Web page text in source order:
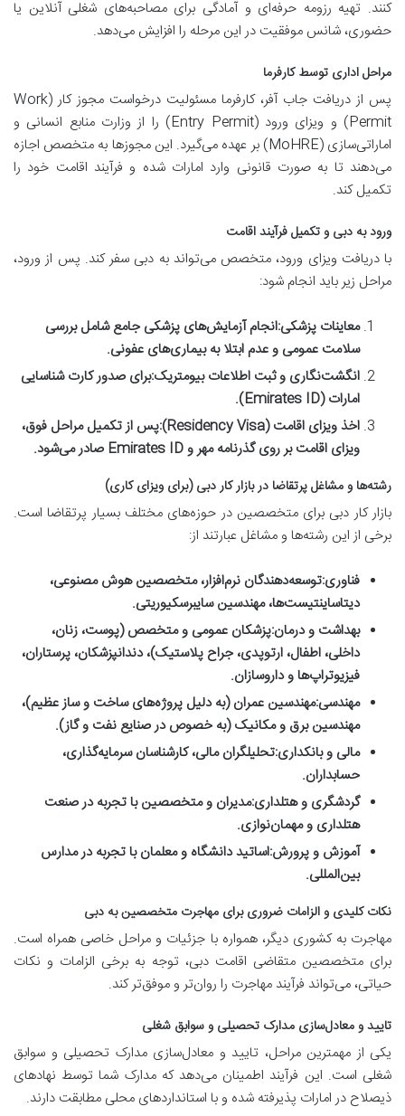
کنند. تهیه رزومه حرفه‌ای و آمادگی برای مصاحبه‌های شغلی آنلاین یا
حضوری، شانس موفقیت در این مرحله را افزایش می‌دهد.
مراحل اداری توسط کارفرما
پس از دریافت جاب آفر، کارفرما مسئولیت درخواست مجوز کار (Work
Permit) و ویزای ورود (Entry Permit) را از وزارت منابع انسانی و
اماراتی‌سازی (MoHRE) بر عهده می‌گیرد. این مجوزها به متخصص اجازه
می‌دهند تا به صورت قانونی وارد امارات شده و فرآیند اقامت خود را
تکمیل کند.
ورود به دبی و تکمیل فرآیند اقامت
با دریافت ویزای ورود، متخصص می‌تواند به دبی سفر کند. پس از ورود،
مراحل زیر باید انجام شود:
معاینات پزشکی:انجام آزمایش‌های پزشکی جامع شامل بررسی
سلامت عمومی و عدم ابتلا به بیماری‌های عفونی.
انگشت‌نگاری و ثبت اطلاعات بیومتریک:برای صدور کارت شناسایی
امارات (Emirates ID).
اخذ ویزای اقامت (Residency Visa):
پس از تکمیل مراحل فوق،
ویزای اقامت بر روی گذرنامه مهر و Emirates ID صادر می‌شود.
رشته‌ها و مشاغل پرتقاضا در بازار کار دبی (برای ویزای کاری)
بازار کار دبی برای متخصصین در حوزه‌های مختلف بسیار پرتقاضا است.
برخی از این رشته‌ها و مشاغل عبارتند از:
فناوری:توسعه‌دهندگان نرم‌افزار، متخصصین هوش مصنوعی،
دیتاساینتیست‌ها، مهندسین سایبرسکیوریتی.
بهداشت و درمان:پزشکان عمومی و متخصص (پوست، زنان،
داخلی، اطفال، ارتوپدی، جراح پلاستیک)، دندانپزشکان، پرستاران،
فیزیوتراپ‌ها و داروسازان.
مهندسی:مهندسین عمران (به دلیل پروژه‌های ساخت و ساز عظیم)،
مهندسین برق و مکانیک (به خصوص در صنایع نفت و گاز).
مالی و بانکداری:تحلیلگران مالی، کارشناسان سرمایه‌گذاری،
حسابداران.
گردشگری و هتلداری:مدیران و متخصصین با تجربه در صنعت
هتلداری و مهمان‌نوازی.
آموزش و پرورش:اساتید دانشگاه و معلمان با تجربه در مدارس
بین‌المللی.
نکات کلیدی و الزامات ضروری برای مهاجرت متخصصین به دبی
مهاجرت به کشوری دیگر، همواره با جزئیات و مراحل خاصی همراه است.
برای متخصصین متقاضی اقامت دبی، توجه به برخی الزامات و نکات
حیاتی، می‌تواند فرآیند مهاجرت را روان‌تر و موفق‌تر کند.
تایید و معادل‌سازی مدارک تحصیلی و سوابق شغلی
یکی از مهمترین مراحل، تایید و معادل‌سازی مدارک تحصیلی و سوابق
شغلی است. این فرآیند اطمینان می‌دهد که مدارک شما توسط نهادهای
ذیصلاح در امارات پذیرفته شده و با استانداردهای محلی مطابقت دارند.